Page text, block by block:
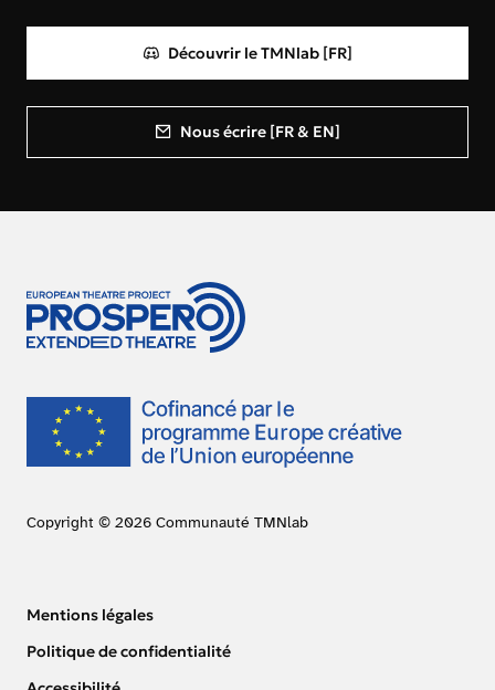
Découvrir le TMNlab [FR]
Nous écrire [FR & EN]
Copyright © 2026 Communauté TMNlab
Mentions légales
Politique de confidentialité